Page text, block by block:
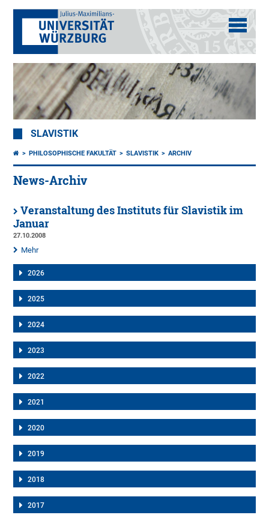
SLAVISTIK
PHILOSOPHISCHE FAKULTÄT SLAVISTIK ARCHIV
News-Archiv
Veranstaltung des Instituts für Slavistik im
Januar
27.10.2008
Mehr
2026
2025
2024
2023
2022
2021
2020
2019
2018
2017